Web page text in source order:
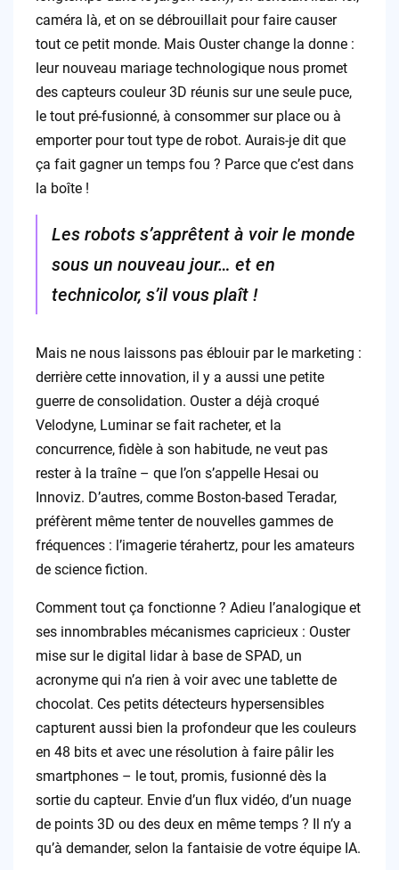
caméra là, et on se débrouillait pour faire causer
tout ce petit monde. Mais Ouster change la donne :
leur nouveau mariage technologique nous promet
des capteurs couleur 3D réunis sur une seule puce,
le tout pré-fusionné, à consommer sur place ou à
emporter pour tout type de robot. Aurais-je dit que
ça fait gagner un temps fou ? Parce que c’est dans
la boîte !
Les robots s’apprêtent à voir le monde
sous un nouveau jour… et en
technicolor, s’il vous plaît !
Mais ne nous laissons pas éblouir par le marketing :
derrière cette innovation, il y a aussi une petite
guerre de consolidation. Ouster a déjà croqué
Velodyne, Luminar se fait racheter, et la
concurrence, fidèle à son habitude, ne veut pas
rester à la traîne – que l’on s’appelle Hesai ou
Innoviz. D’autres, comme Boston-based Teradar,
préfèrent même tenter de nouvelles gammes de
fréquences : l’imagerie térahertz, pour les amateurs
de science fiction.
Comment tout ça fonctionne ? Adieu l’analogique et
ses innombrables mécanismes capricieux : Ouster
mise sur le digital lidar à base de SPAD, un
acronyme qui n’a rien à voir avec une tablette de
chocolat. Ces petits détecteurs hypersensibles
capturent aussi bien la profondeur que les couleurs
en 48 bits et avec une résolution à faire pâlir les
smartphones – le tout, promis, fusionné dès la
sortie du capteur. Envie d’un flux vidéo, d’un nuage
de points 3D ou des deux en même temps ? Il n’y a
qu’à demander, selon la fantaisie de votre équipe IA.